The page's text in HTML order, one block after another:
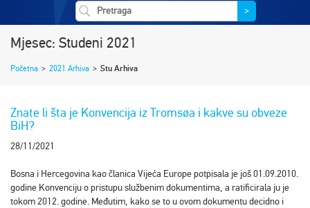
>
Mjesec: Studeni 2021
Početna > 2021 Arhiva > Stu Arhiva
Znate li šta je Konvencija iz Tromsøa i kakve su obveze
BiH?
28/11/2021
Bosna i Hercegovina kao članica Vijeća Europe potpisala je još 01.09.2010.
godine Konvenciju o pristupu službenim dokumentima, a ratificirala ju je
tokom 2012. godine. Međutim, kako se to u ovom dokumentu decidno i